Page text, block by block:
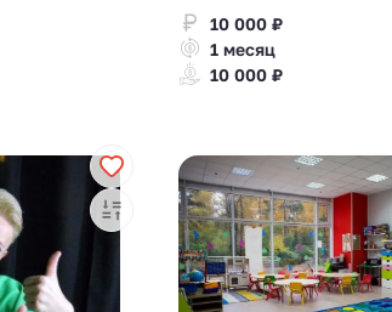
10 000 ₽
1 месяц
10 000 ₽